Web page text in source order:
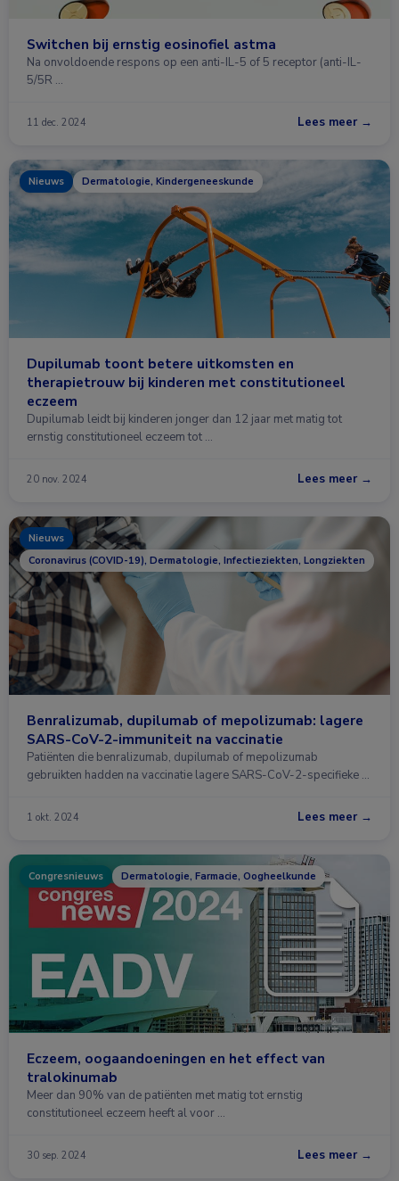
Switchen bij ernstig eosinofiel astma
Na onvoldoende respons op een anti-IL-5 of 5 receptor (anti-IL-
5/5R …
11 dec. 2024 Lees meer →
Nieuws Dermatologie, Kindergeneeskunde
Dupilumab toont betere uitkomsten en
therapietrouw bij kinderen met constitutioneel
eczeem
Dupilumab leidt bij kinderen jonger dan 12 jaar met matig tot
ernstig constitutioneel eczeem tot …
20 nov. 2024 Lees meer →
Nieuws
Coronavirus (COVID-19), Dermatologie, Infectieziekten, Longziekten
Benralizumab, dupilumab of mepolizumab: lagere
SARS-CoV-2-immuniteit na vaccinatie
Patiënten die benralizumab, dupilumab of mepolizumab
gebruikten hadden na vaccinatie lagere SARS-CoV-2-specifieke …
1 okt. 2024 Lees meer →
Congresnieuws Dermatologie, Farmacie, Oogheelkunde
Eczeem, oogaandoeningen en het effect van
tralokinumab
Meer dan 90% van de patiënten met matig tot ernstig
constitutioneel eczeem heeft al voor …
30 sep. 2024 Lees meer →